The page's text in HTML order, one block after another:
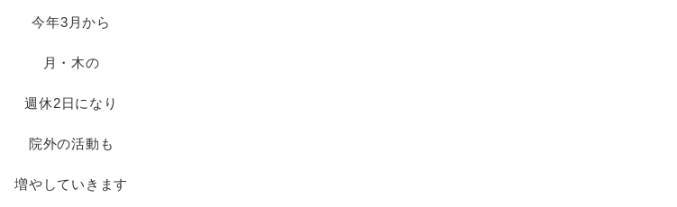
今年3月から
月・木の
週休2日になり
院外の活動も
増やしていきます